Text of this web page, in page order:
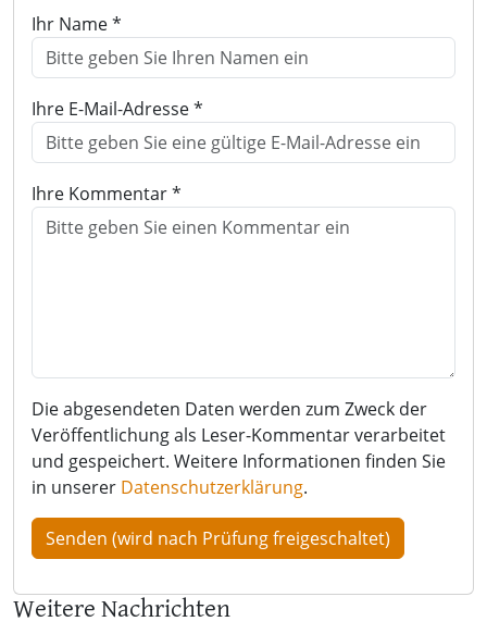
Ihr Name *
Ihre E-Mail-Adresse *
Ihre Kommentar *
Die abgesendeten Daten werden zum Zweck der
Veröffentlichung als Leser-Kommentar verarbeitet
und gespeichert. Weitere Informationen finden Sie
in unserer Datenschutzerklärung.
Weitere Nachrichten